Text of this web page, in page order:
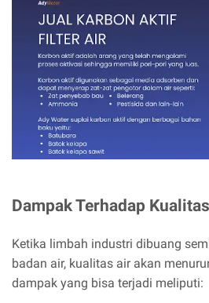
Dampak Terhadap
Ketika limbah industri dibuang
badan air, kualitas air akan
dampak yang bisa terjadi meliputi: